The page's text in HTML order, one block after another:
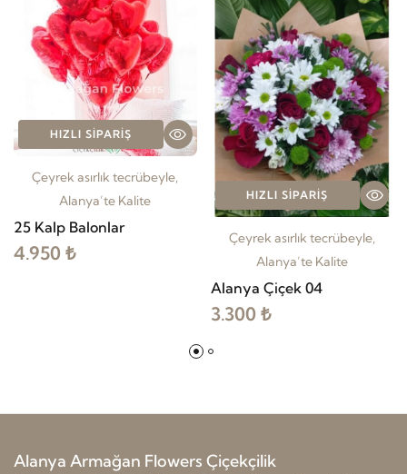
HIZLI SIPARIŞ
Çeyrek asırlık tecrübeyle,
Alanya’te Kalite
25 Kalp Balonlar
4.950 ₺
HIZLI SIPARIŞ
Çeyrek asırlık tecrübeyle,
Alanya’te Kalite
Alanya Çiçek 04
3.300 ₺
Alanya Armağan Flowers Çiçekçilik